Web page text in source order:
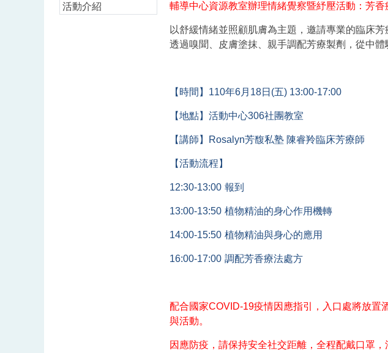
活動介紹 輔導中心資源教室辦理情緒覺察暨紓壓活動：芳
以舒緩情緒並照顧肌膚為主題，邀請專業的臨床
透過嗅聞、皮膚塗抹、親手調配芳療製劑，從中體
【時間】110年6月18日(五) 13:00-17:00
【地點】活動中心306社團教室
【講師】Rosalyn芳馥私塾 陳睿羚臨床芳療師
【活動流程】
12:30-13:00 報到
13:00-13:50 植物精油的身心作用機轉
14:00-15:50 植物精油與身心的應用
16:00-17:00 調配芳香療法處方
配合國家COVID-19疫情因應指引，入口處將放置
與活動。
因應防疫，請保持安全社交距離，全程配戴口罩，